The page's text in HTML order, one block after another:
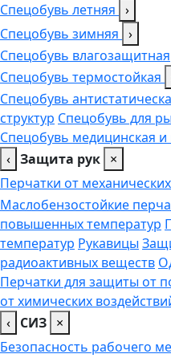
Спецобувь летняя ›
Спецобувь зимняя ›
Спецобувь влагозащитная
Спецобувь термостойкая
Спецобувь
структур Спецобувь для
Спецобувь медицинская и
‹ Защита рук ×
Перчатки от
Маслобензостойкие
повышенных температур
температур Рукавицы
радиоактивных веществ
Перчатки для защиты от
от химических
‹ СИЗ ×
Безопасность рабочего